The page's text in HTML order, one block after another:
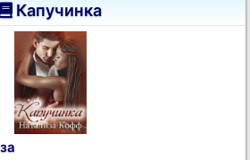
Капучинка